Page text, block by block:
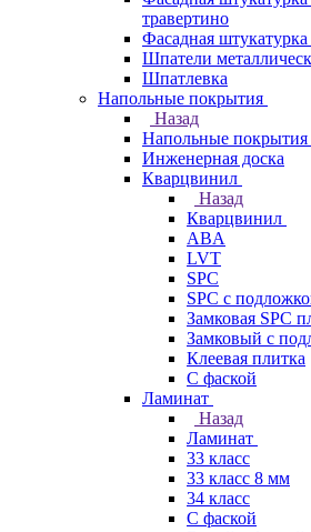
травертино
Фасадная
Шпатели
Шпатлевка
Напольные покрытия
Назад
Напольные покрытия
Инженерная доска
Кварцвинил
Назад
Кварцвинил
ABA
LVT
SPC
SPC с
Замковая SPC
Замковый с
Клеевая плитка
С фаской
Ламинат
Назад
Ламинат
33 класс
33 класс 8 мм
34 класс
C фаской